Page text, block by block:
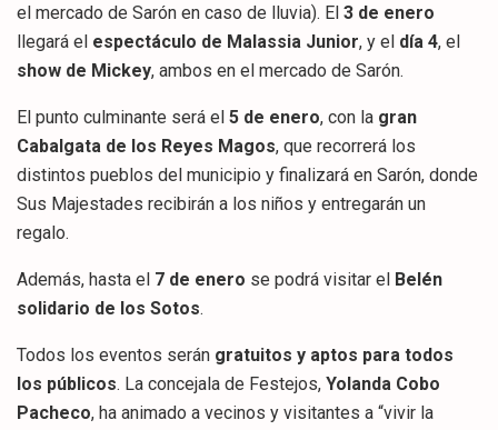
el mercado de Sarón en caso de lluvia). El 3 de enero
llegará el espectáculo de Malassia Junior, y el día 4, el
show de Mickey, ambos en el mercado de Sarón.
El punto culminante será el 5 de enero, con la gran
Cabalgata de los Reyes Magos, que recorrerá los
distintos pueblos del municipio y finalizará en Sarón, donde
Sus Majestades recibirán a los niños y entregarán un
regalo.
Además, hasta el 7 de enero se podrá visitar el Belén
solidario de los Sotos.
Todos los eventos serán gratuitos y aptos para todos
los públicos. La concejala de Festejos, Yolanda Cobo
Pacheco, ha animado a vecinos y visitantes a “vivir la